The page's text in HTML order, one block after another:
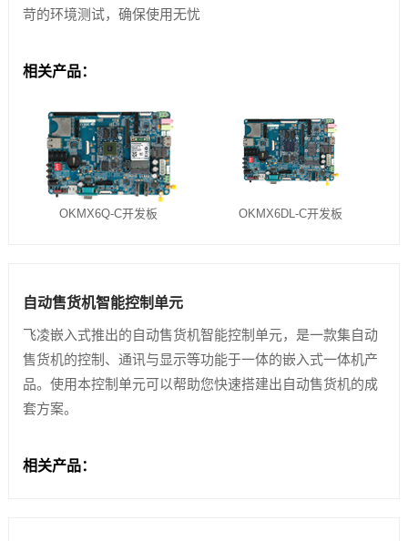
苛的环境测试，确保使用无忧
相关产品：
OKMX6Q-C开发板 OKMX6DL-C开发板
自动售货机智能控制单元
飞凌嵌入式推出的自动售货机智能控制单元，是一款集自动
售货机的控制、通讯与显示等功能于一体的嵌入式一体机产
品。使用本控制单元可以帮助您快速搭建出自动售货机的成
套方案。
相关产品：